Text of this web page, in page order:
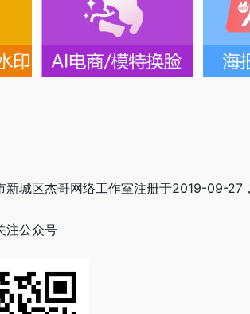
城区杰哥网络工作室注册于2019-09-27
注公众号